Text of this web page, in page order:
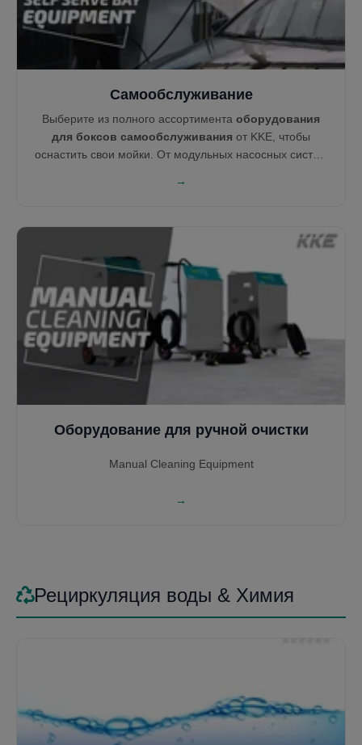
Самообслуживание
Выберите из полного ассортимента оборудования
для боксов самообслуживания от KKE, чтобы
оснастить свои мойки. От модульных насосных систем
→
Оборудование для ручной очистки
Manual Cleaning Equipment
→
Рециркуляция воды & Химия